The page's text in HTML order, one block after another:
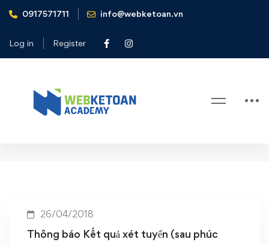
0917571711 info@webketoan.vn
Log in Register
Home
Tổng cục Thuế năm 2016
khảo) kỳ tuyển dụng công chức
Tổng cục Thuế năm 2016
26/04/2018
Thông báo Kết quả xét tuyển (sau phúc